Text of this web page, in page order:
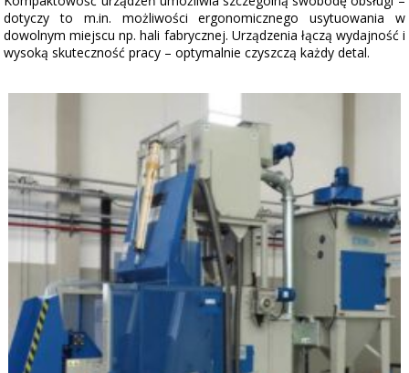
dotyczy to m.in. możliwości ergonomicznego usytuowania w
dowolnym miejscu np. hali fabrycznej. Urządzenia łączą wydajność i
wysoką skuteczność pracy – optymalnie czyszczą każdy detal.